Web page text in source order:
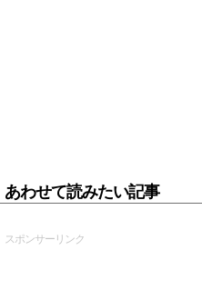
あわせて読みたい記事
スポンサーリンク